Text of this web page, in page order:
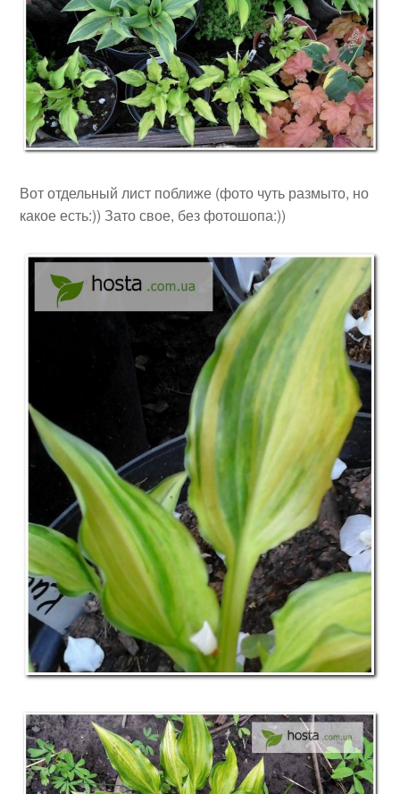
Вот отдельный лист поближе (фото чуть размыто, но
какое есть:)) Зато свое, без фотошопа:))